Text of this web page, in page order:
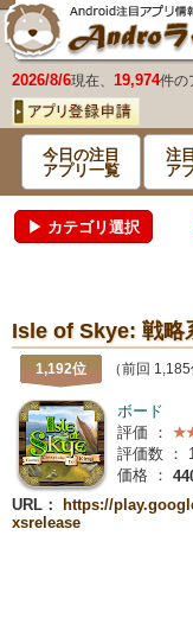
2026/8/6現在、 19,974件の
今日の注目
アプリ一覧
注
ア
▶ カテゴリ選択
Isle of Skye: 戦略
1,192位 （前回 1,185
ボード
評価 ：
評価数 ：
価格 ：
URL：
https://
xsrelease